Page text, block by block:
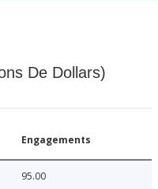
De Dollars)
Engagements
95.00